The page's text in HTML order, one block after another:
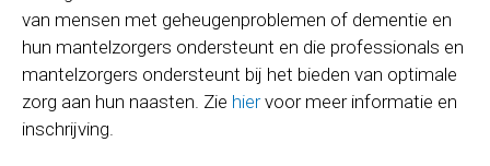
van mensen met geheugenproblemen of dementie en
hun mantelzorgers ondersteunt en die professionals en
mantelzorgers ondersteunt bij het bieden van optimale
zorg aan hun naasten. Zie hiervoor meer informatie en
inschrijving.